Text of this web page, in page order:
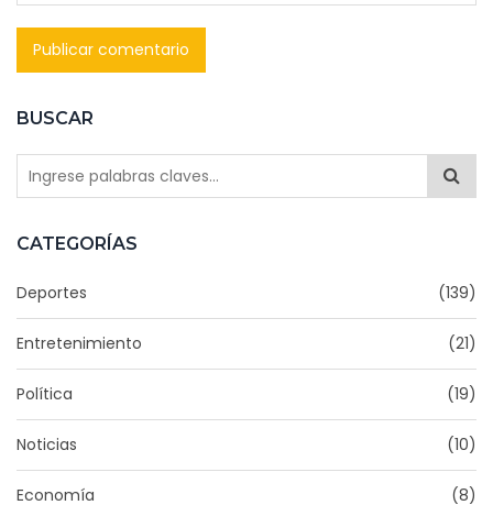
BUSCAR
CATEGORÍAS
Deportes (139)
Entretenimiento (21)
Política (19)
Noticias (10)
Economía (8)